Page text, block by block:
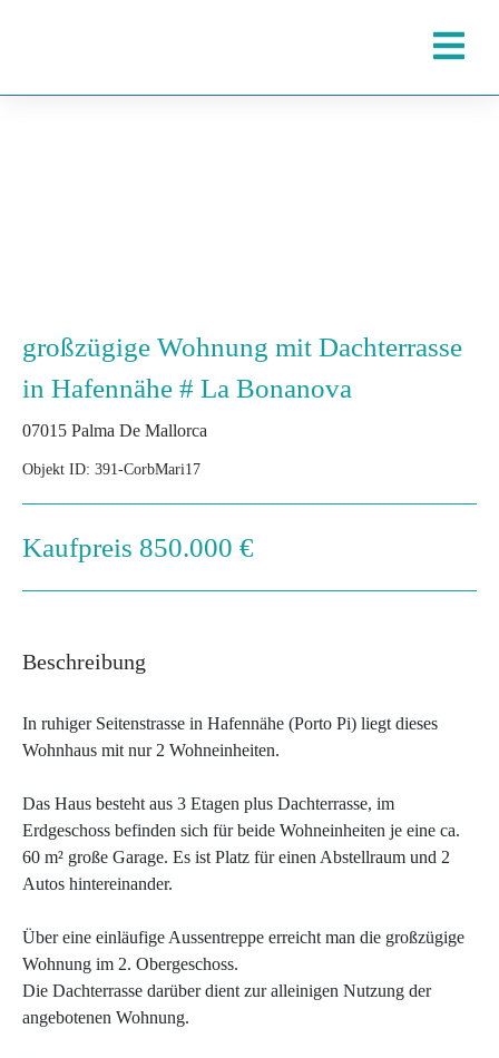
großzügige Wohnung mit Dachterrasse
in Hafennähe # La Bonanova
07015 Palma De Mallorca
Objekt ID: 391-CorbMari17
Kaufpreis 850.000 €
Beschreibung
In ruhiger Seitenstrasse in Hafennähe (Porto Pi) liegt dieses
Wohnhaus mit nur 2 Wohneinheiten.
Das Haus besteht aus 3 Etagen plus Dachterrasse, im
Erdgeschoss befinden sich für beide Wohneinheiten je eine ca.
60 m² große Garage. Es ist Platz für einen Abstellraum und 2
Autos hintereinander.
Über eine einläufige Aussentreppe erreicht man die großzügige
Wohnung im 2. Obergeschoss.
Die Dachterrasse darüber dient zur alleinigen Nutzung der
angebotenen Wohnung.